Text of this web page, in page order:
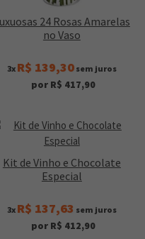
24 Rosas Amarelas
no Vaso
3x R$ 139,30sem juros
por R$ 417,90
Kit de Vinho e Chocolate
Especial
3x R$ 137,63 sem juros
por R$ 412,90